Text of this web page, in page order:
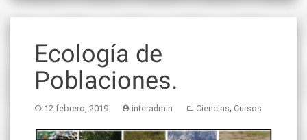
Ecología de
Poblaciones.
12 febrero, 2019 interadmin Ciencias, Cursos